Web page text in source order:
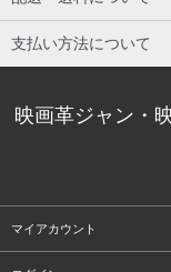
支払い方法について
映画革ジャン・
マイアカウント